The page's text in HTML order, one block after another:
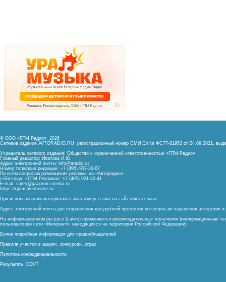
© ООО «ГПМ Радио», 2026
Сетевое издание AVTORADIO.RU, регистрационный номер СМИ Эл № ФС77-81953 от 24.09.2021,
Учредитель сетевого издания: Общество с ограниченной ответственностью «ГПМ Радио»
Главный редактор: Ипатова И.Ю.
Адрес электронной почты: info@aradio.ru
Номер телефона редакции: +7 (495) 937-33-67
По всем вопросам размещения рекламы на «Авторадио»
сейлз-хаус «ГПМ Реклама»: +7 (495) 921-40-41
E-mail: sales@gazprom-media.ru
https://gpmsaleshouse.ru
При использовании материалов сайта гиперссылка на сайт обязательна
Адрес электронной почты для отправления досудебной претензии по вопросам нарушения авторских
На информационном ресурсе (сайте) применяются рекомендательные технологии (информационные
пользователей сети «Интернет», находящихся на территории Российской Федерации)
Более подробная информация для правообладателей
Правила участия в акциях, конкурсах, играх
Политика конфиденциальности
Результаты СОУТ